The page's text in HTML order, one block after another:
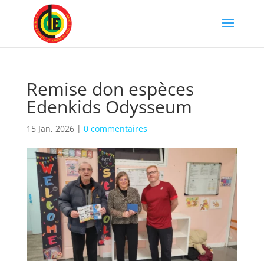
Remise don espèces
Edenkids Odysseum
15 Jan, 2026| 0 commentaires